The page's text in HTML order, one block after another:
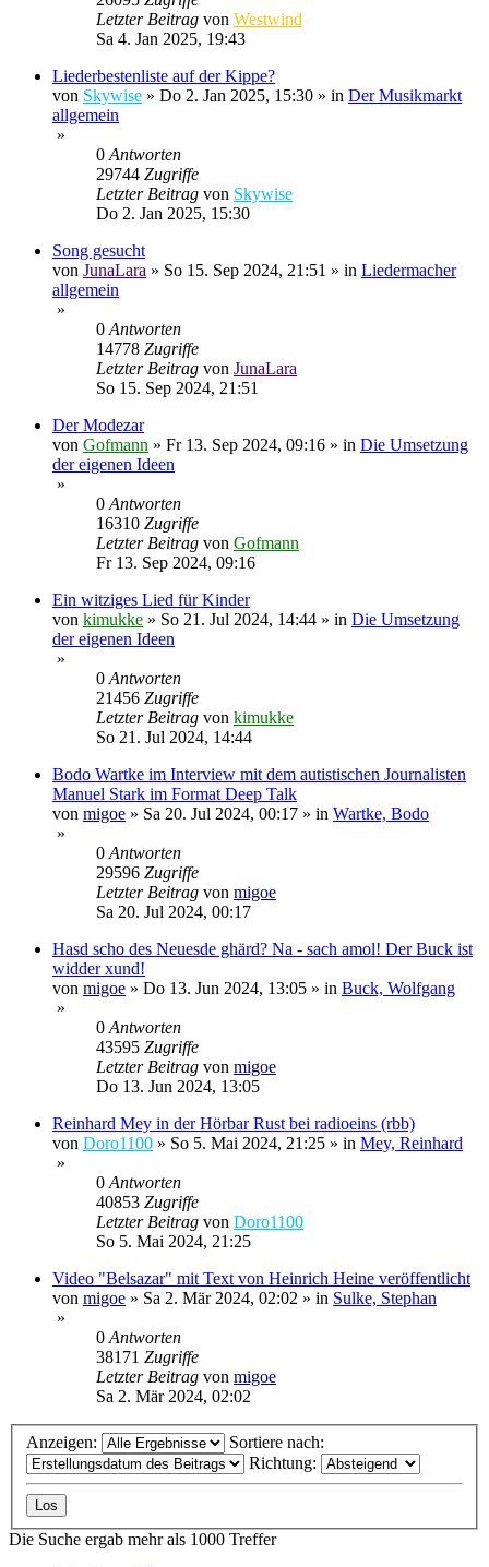
Letzter Beitrag von Westwind
Sa 4. Jan 2025, 19:43
Liederbestenliste auf der Kippe?
von Skywise » Do 2. Jan 2025, 15:30 » in Der Musikmarkt
allgemein
»
0Antworten
29744 Zugriffe
Letzter Beitrag von Skywise
Do 2. Jan 2025, 15:30
Song gesucht
von JunaLara » So 15. Sep 2024, 21:51 » in Liedermacher
allgemein
»
0Antworten
14778 Zugriffe
Letzter Beitrag von JunaLara
So 15. Sep 2024, 21:51
Der Modezar
von Gofmann » Fr 13. Sep 2024, 09:16 » in Die Umsetzung
der eigenen Ideen
»
0Antworten
16310 Zugriffe
Letzter Beitrag von Gofmann
Fr 13. Sep 2024, 09:16
Ein witziges Lied für Kinder
von kimukke » So 21. Jul 2024, 14:44 » in Die Umsetzung
der eigenen Ideen
»
0Antworten
21456 Zugriffe
Letzter Beitrag von kimukke
So 21. Jul 2024, 14:44
Bodo Wartke im Interview mit dem autistischen Journalisten
Manuel Stark im Format Deep Talk
von migoe » Sa 20. Jul 2024, 00:17 » in Wartke, Bodo
»
0Antworten
29596 Zugriffe
Letzter Beitrag von migoe
Sa 20. Jul 2024, 00:17
Hasd scho des Neuesde ghärd? Na - sach amol! Der Buck ist
widder xund!
von migoe » Do 13. Jun 2024, 13:05 » in Buck, Wolfgang
»
0Antworten
43595 Zugriffe
Letzter Beitrag von migoe
Do 13. Jun 2024, 13:05
Reinhard Mey in der Hörbar Rust bei radioeins (rbb)
von Doro1100 » So 5. Mai 2024, 21:25 » in Mey, Reinhard
»
0Antworten
40853 Zugriffe
Letzter Beitrag von Doro1100
So 5. Mai 2024, 21:25
Video "Belsazar" mit Text von Heinrich Heine veröffentlicht
von migoe » Sa 2. Mär 2024, 02:02 » in Sulke, Stephan
»
0Antworten
38171 Zugriffe
Letzter Beitrag von migoe
Sa 2. Mär 2024, 02:02
Anzeigen:
Sortiere nach:
Richtung:
Die Suche ergab mehr als 1000 Treffer